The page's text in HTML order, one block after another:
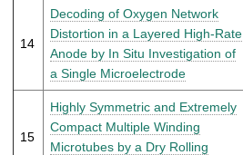
14
Decoding of Oxygen Network
Distortion in a Layered High-Rate
Anode by In Situ Investigation of
a Single Microelectrode
15
Highly Symmetric and Extremely
Compact Multiple Winding
Microtubes by a Dry Rolling